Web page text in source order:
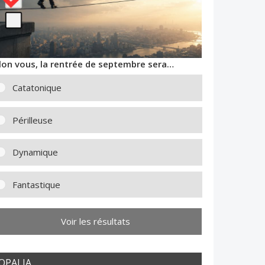
vous, la rentrée de septembre sera…
Catatonique
Périlleuse
Dynamique
Fantastique
Voir les résultats